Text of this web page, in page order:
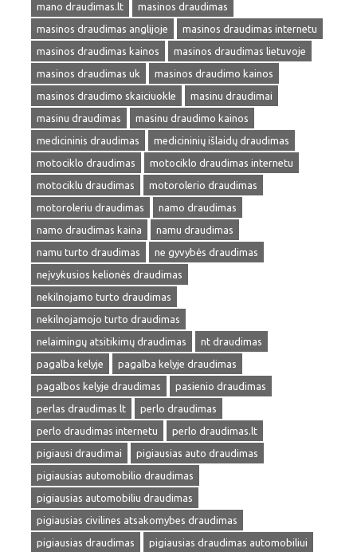
mano draudimas.lt
masinos draudimas
masinos draudimas anglijoje
masinos draudimas internetu
masinos draudimas kainos
masinos draudimas lietuvoje
masinos draudimas uk
masinos draudimo kainos
masinos draudimo skaiciuokle
masinu draudimai
masinu draudimas
masinu draudimo kainos
medicininis draudimas
medicininių išlaidų draudimas
motociklo draudimas
motociklo draudimas internetu
motociklu draudimas
motorolerio draudimas
motoroleriu draudimas
namo draudimas
namo draudimas kaina
namu draudimas
namu turto draudimas
ne gyvybės draudimas
neįvykusios kelionės draudimas
nekilnojamo turto draudimas
nekilnojamojo turto draudimas
nelaimingų atsitikimų draudimas
nt draudimas
pagalba kelyje
pagalba kelyje draudimas
pagalbos kelyje draudimas
pasienio draudimas
perlas draudimas lt
perlo draudimas
perlo draudimas internetu
perlo draudimas.lt
pigiausi draudimai
pigiausias auto draudimas
pigiausias automobilio draudimas
pigiausias automobiliu draudimas
pigiausias civilines atsakomybes draudimas
pigiausias draudimas
pigiausias draudimas automobiliui